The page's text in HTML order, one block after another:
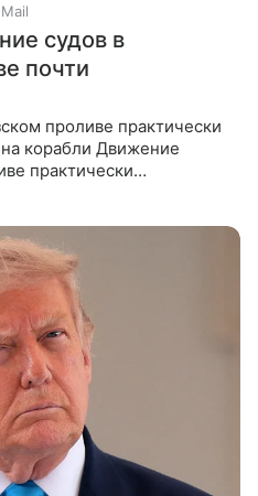
судов в
почти
проливе практически
на корабли Движение
практически